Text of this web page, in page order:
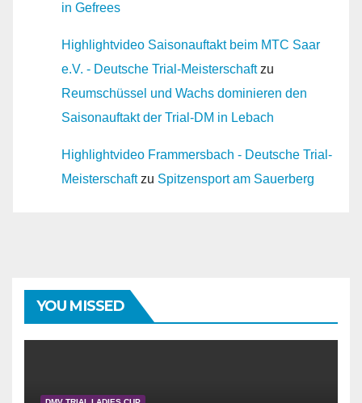
in Gefrees
Highlightvideo Saisonauftakt beim MTC Saar
e.V. - Deutsche Trial-Meisterschaftzu
Reumschüssel und Wachs dominieren den
Saisonauftakt der Trial-DM in Lebach
Highlightvideo Frammersbach - Deutsche Trial-
Meisterschaftzu Spitzensport am Sauerberg
YOU MISSED